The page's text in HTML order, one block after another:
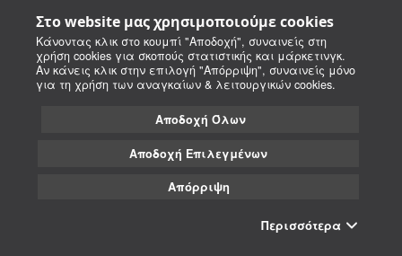
Στο website μας χρησιμοποιούμε cookies
Κάνοντας κλικ στο κουμπί "Αποδοχή", συναινείς στη
χρήση cookies για σκοπούς στατιστικής και μάρκετινγκ.
Αν κάνεις κλικ στην επιλογή "Απόρριψη", συναινείς μόνο
για τη χρήση των αναγκαίων & λειτουργικών cookies.
Αποδοχή Όλων
Αποδοχή Επιλεγμένων
Απόρριψη
Περισσότερα